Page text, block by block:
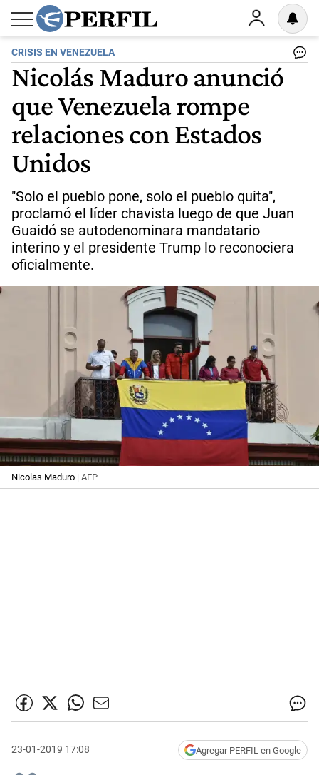
CRISIS EN VENEZUELA
Nicolás Maduro anunció
que Venezuela rompe
relaciones con Estados
Unidos
"Solo el pueblo pone, solo el pueblo quita",
proclamó el líder chavista luego de que Juan
Guaidó se autodenominara mandatario
interino y el presidente Trump lo reconociera
oficialmente.
Nicolas Maduro | AFP
23-01-2019 17:08 Agregar PERFIL en Google